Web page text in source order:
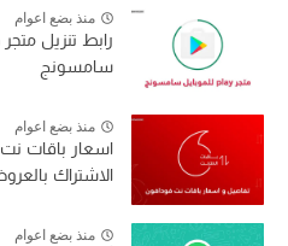
منذ بضع اعوام
سامسونج
منذ بضع اعوام
اسعار باقات نت
الاشتراك
منذ بضع اعوام